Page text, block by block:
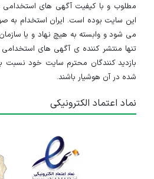
مطلوب و با کیفیت آگهی های استخدامی
این سایت بوده است. ایران استخدام
می شود و وابسته به هیچ نهاد و یا
تنها منتشر کننده ی آگهی های استخدامی
بازدید کنندگان محترم سایت خود
شده در آن هوشیار باشند.
نماد اعتماد الکترونیکی